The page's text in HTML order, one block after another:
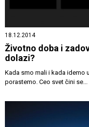
18.12.2014
Životno doba i
dolazi?
Kada smo mali i kada idemo
porastemo. Ceo svet čini se...